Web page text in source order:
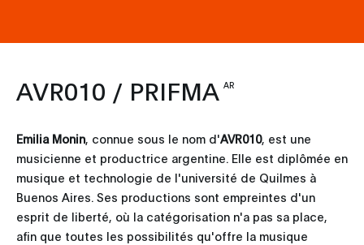
AVR010 / PRIFMA AR
Emilia Monin, connue sous le nom d'AVR010, est une
musicienne et productrice argentine. Elle est diplômée en
musique et technologie de l'université de Quilmes à
Buenos Aires. Ses productions sont empreintes d'un
esprit de liberté, où la catégorisation n'a pas sa place,
afin que toutes les possibilités qu'offre la musique